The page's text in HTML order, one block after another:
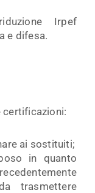
Irpef
e difesa.
certificazioni:
ai sostituiti;
in quanto
trasmettere